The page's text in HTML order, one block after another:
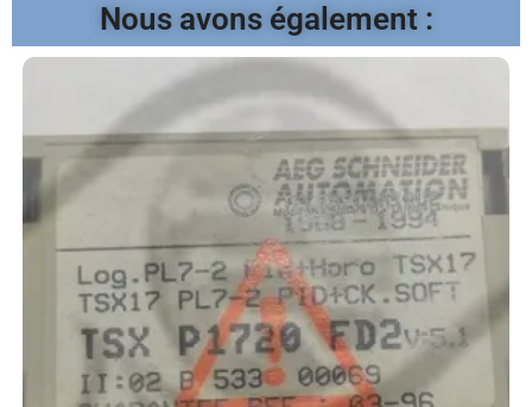
Nous avons également :